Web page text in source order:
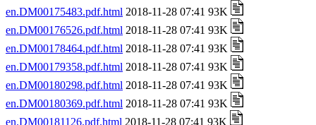
en.DM00175483.pdf.html 2018-11-28 07:41 93K
en.DM00176526.pdf.html 2018-11-28 07:41 93K
en.DM00178464.pdf.html 2018-11-28 07:41 93K
en.DM00179358.pdf.html 2018-11-28 07:41 93K
en.DM00180298.pdf.html 2018-11-28 07:41 93K
en.DM00180369.pdf.html 2018-11-28 07:41 93K
en.DM00181126.pdf.html 2018-11-28 07:41 93K